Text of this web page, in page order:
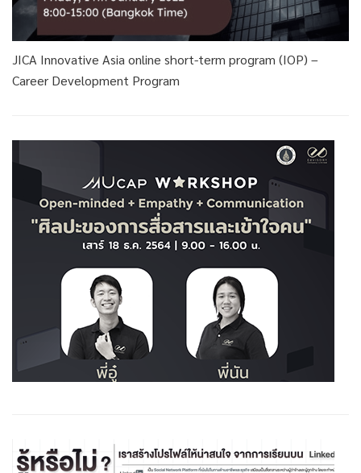
JICA Innovative Asia online short-term program (IOP) –
Career Development Program